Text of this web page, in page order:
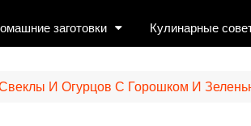
заготовки Кулинарные
И Огурцов С Горошком И